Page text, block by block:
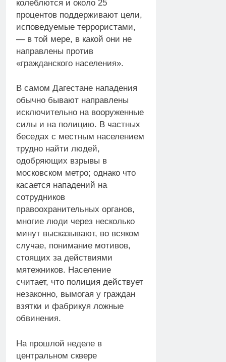
колеблются и около 25
процентов поддерживают цели,
исповедуемые террористами,
— в той мере, в какой они не
направлены против
«гражданского населения».
В самом Дагестане нападения
обычно бывают направлены
исключительно на вооруженные
силы и на полицию. В частных
беседах с местным населением
трудно найти людей,
одобряющих взрывы в
московском метро; однако что
касается нападений на
сотрудников
правоохранительных органов,
многие люди через несколько
минут высказывают, во всяком
случае, понимание мотивов,
стоящих за действиями
мятежников. Население
считает, что полиция действует
незаконно, вымогая у граждан
взятки и фабрикуя ложные
обвинения.
На прошлой неделе в
центральном сквере